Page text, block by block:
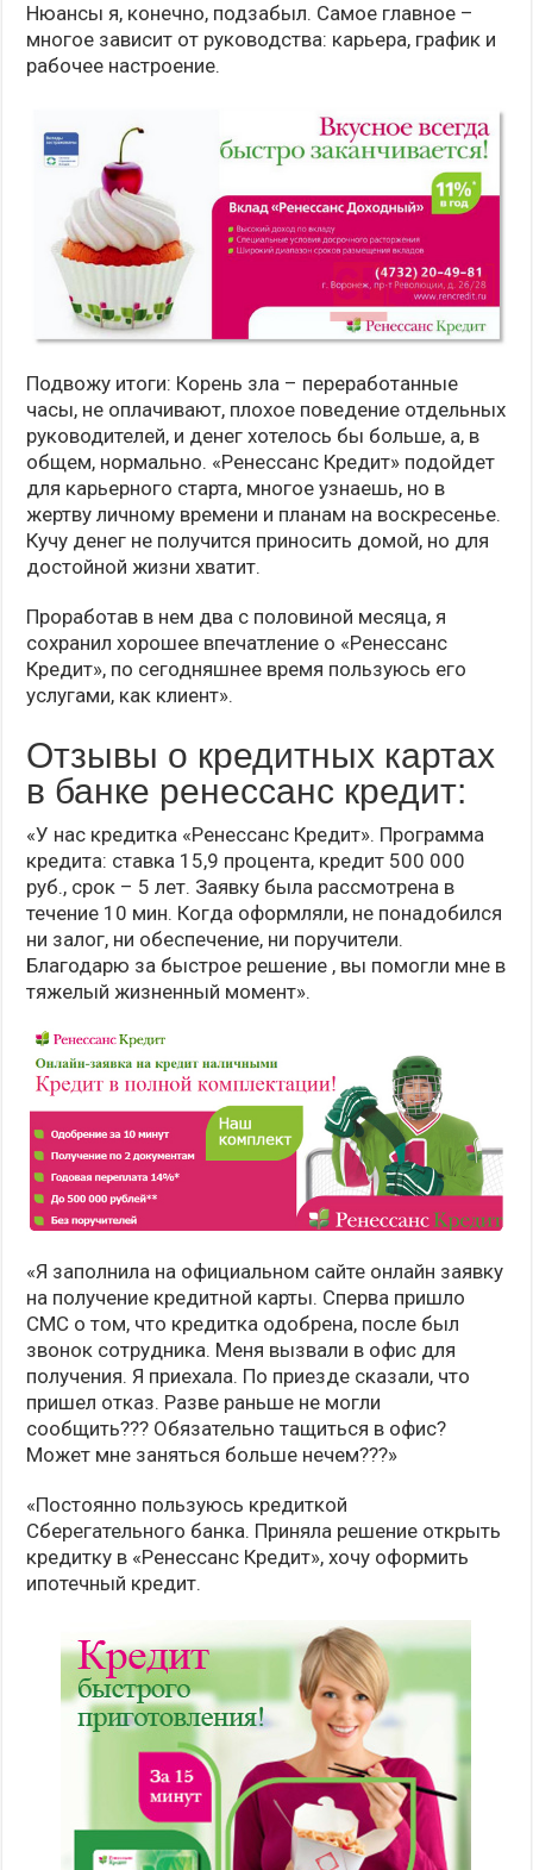
Нюансы я, конечно, подзабыл. Самое главное –
многое зависит от руководства: карьера, график и
рабочее настроение.
Подвожу итоги: Корень зла – переработанные
часы, не оплачивают, плохое поведение отдельных
руководителей, и денег хотелось бы больше, а, в
общем, нормально. «Ренессанс Кредит» подойдет
для карьерного старта, многое узнаешь, но в
жертву личному времени и планам на воскресенье.
Кучу денег не получится приносить домой, но для
достойной жизни хватит.
Проработав в нем два с половиной месяца, я
сохранил хорошее впечатление о «Ренессанс
Кредит», по сегодняшнее время пользуюсь его
услугами, как клиент».
Отзывы о кредитных картах
в банке ренессанс кредит:
«У нас кредитка «Ренессанс Кредит». Программа
кредита: ставка 15,9 процента, кредит 500 000
руб., срок – 5 лет. Заявку была рассмотрена в
течение 10 мин. Когда оформляли, не понадобился
ни залог, ни обеспечение, ни поручители.
Благодарю за быстрое решение , вы помогли мне в
тяжелый жизненный момент».
«Я заполнила на официальном сайте онлайн заявку
на получение кредитной карты. Сперва пришло
СМС о том, что кредитка одобрена, после был
звонок сотрудника. Меня вызвали в офис для
получения. Я приехала. По приезде сказали, что
пришел отказ. Разве раньше не могли
сообщить??? Обязательно тащиться в офис?
Может мне заняться больше нечем???»
«Постоянно пользуюсь кредиткой
Сберегательного банка. Приняла решение открыть
кредитку в «Ренессанс Кредит», хочу оформить
ипотечный кредит.